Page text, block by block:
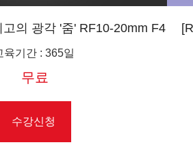
의 광각 '줌' RF10-20mm F4
육기간: 365일
무료
수강신청